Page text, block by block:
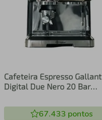
Cafeteira Espresso Gallant
Digital Due Nero 20 Bar
67.433 pontos